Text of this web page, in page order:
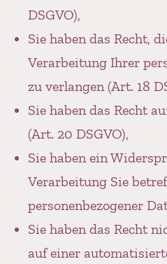
DSGVO),
Sie haben das Recht,
Verarbeitung Ihrer
zu verlangen (Art. 18
Sie haben das Recht
(Art. 20 DSGVO),
Sie haben ein
Verarbeitung Sie
personenbezogener
Sie haben das Recht
auf einer